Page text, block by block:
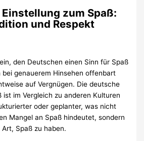
zum Spaß:
und Respekt
den Deutschen einen Sinn für Spaß
genauerem Hinsehen offenbart
auf Vergnügen. Die deutsche
ist im Vergleich zu anderen Kulturen
oder geplanter, was nicht
Mangel an Spaß hindeutet, sondern
Spaß zu haben.